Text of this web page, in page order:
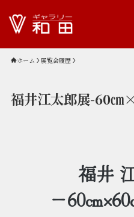
ホーム 展覧会履歴
福井江太郎展-60㎝
福井
－60㎝